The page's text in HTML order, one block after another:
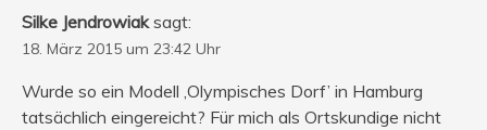
Silke Jendrowiak sagt:
18. März 2015 um 23:42 Uhr
Wurde so ein Modell ‚Olympisches Dorf’ in Hamburg
tatsächlich eingereicht? Für mich als Ortskundige nicht